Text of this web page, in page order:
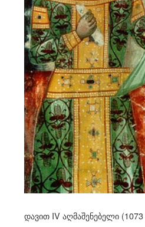
დავით IV აღმაშენებელი (1073